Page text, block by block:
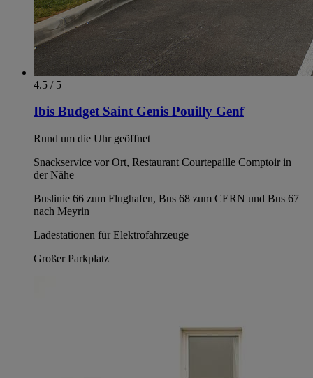
4.5 / 5
Ibis Budget Saint Genis Pouilly Genf
Rund um die Uhr geöffnet
Snackservice vor Ort, Restaurant Courtepaille Comptoir in
der Nähe
Buslinie 66 zum Flughafen, Bus 68 zum CERN und Bus 67
nach Meyrin
Ladestationen für Elektrofahrzeuge
Großer Parkplatz